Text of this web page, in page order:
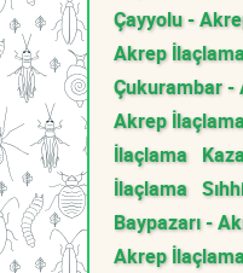
Çayyolu -
Akrep
Çukurambar -
Akrep
İlaçlama
İlaçlama
Baypazarı -
Akrep